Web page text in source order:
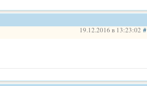
19.12.2016 в 13:23:02 #